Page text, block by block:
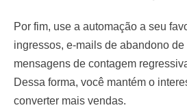
Por fim, use a automação a seu
ingressos, e-mails de abandono
mensagens de contagem
Dessa forma, você mantém o
converter mais vendas.